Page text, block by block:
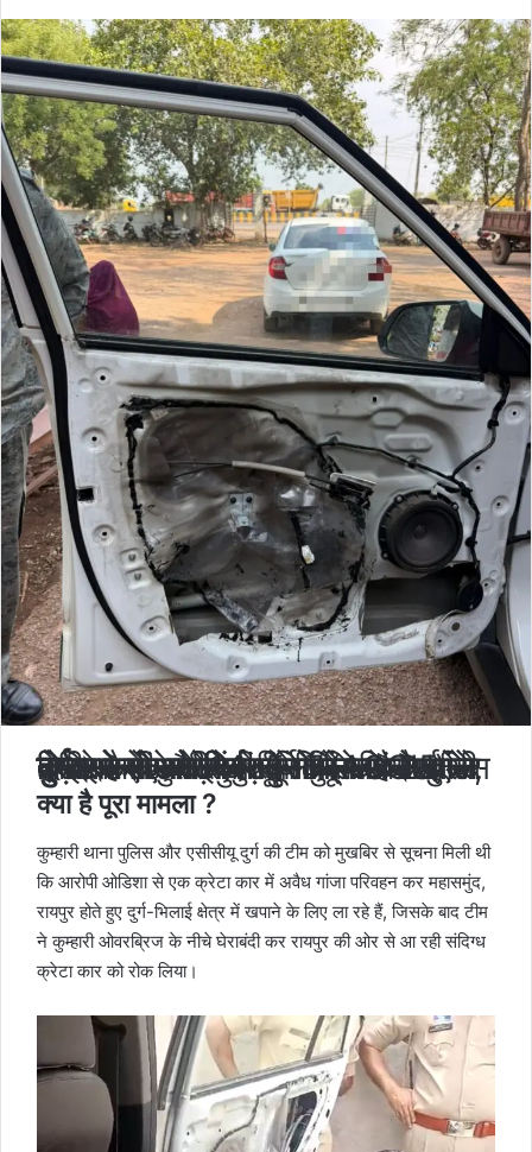
दुर्ग।
छत्तीसगढ़ की दुर्ग पुलिस और एंटी क्राइम एंड साइबर यूनिट (ACCU) ने उड़ीसा से छत्तीसगढ़ में गांजा सप्लाई करने वाले और दुर्ग जिले में खपाने वाले दो तस्करों को गिरफ्तार किया है। पुलिस ने इनके कब्जे से करीब 7 लाख 25 हजार रुपए का 14 .5 किलो गांजा जब्त किया है। आरोपियों ने गांजे को कार के दरवाजे में गुप्त चेंबर बनाकर छिपाया था, लेकिन गांजे की खुशबू ने पूरा राज खोल दिया।
क्या है पूरा मामला ?
कुम्हारी थाना पुलिस और एसीसीयू दुर्ग की टीम को मुखबिर से सूचना मिली थी
कि आरोपी ओडिशा से एक क्रेटा कार में अवैध गांजा परिवहन कर महासमुंद,
रायपुर होते हुए दुर्ग-भिलाई क्षेत्र में खपाने के लिए ला रहे हैं, जिसके बाद टीम
ने कुम्हारी ओवरब्रिज के नीचे घेराबंदी कर रायपुर की ओर से आ रही संदिग्ध
क्रेटा कार को रोक लिया।